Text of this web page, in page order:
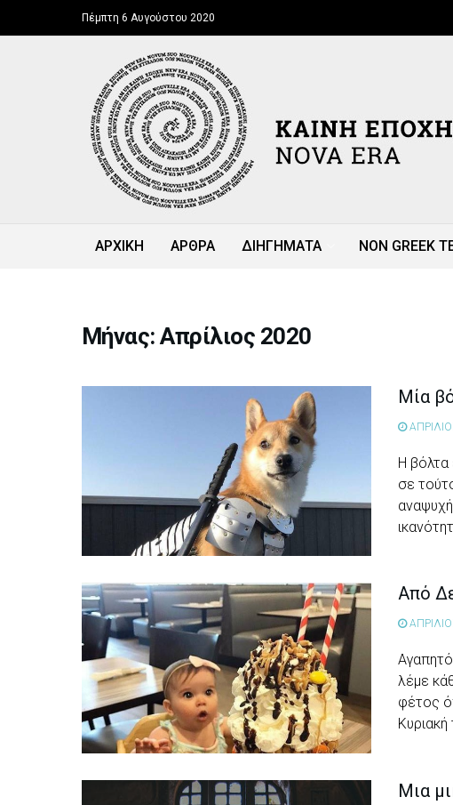
Πέμπτη 6 Αυγούστου 2020
ΑΡΧΙΚΗ ΑΡΘΡΑ ΔΙΗΓΗΜΑΤΑ NON GREEK
Μήνας: Απρίλιος 2020
Μία
Η βόλτα
σε
Από
λέμε
φέτος
Μια